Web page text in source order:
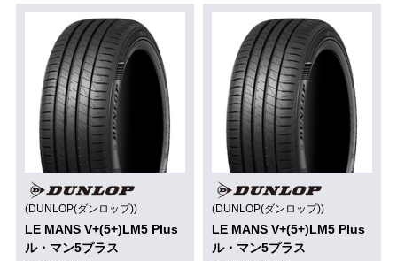
(DUNLOP(ダンロップ))
LE MANS V+(5+)LM5 Plus
ル・マン5プラス
(DUNLOP(ダンロップ))
LE MANS V+(5+)LM5 Plus
ル・マン5プラス